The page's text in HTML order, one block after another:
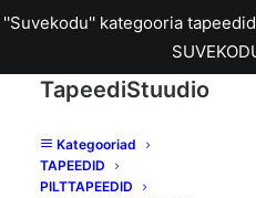
''Suvekodu'' kategooria
TapeediStuudio
Kategooriad
TAPEEDID
PILTTAPEEDID
Home 2970-7 Rolleri 11 tapeet